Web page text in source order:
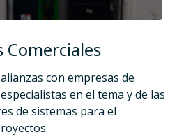
Comerciales
con empresas de
en el tema y de las
de sistemas para el